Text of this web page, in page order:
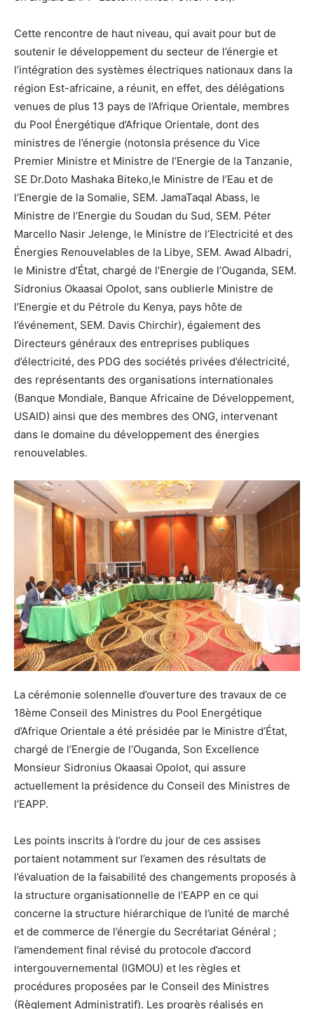
Cette rencontre de haut niveau, qui avait pour but de
soutenir le développement du secteur de l’énergie et
l’intégration des systèmes électriques nationaux dans la
région Est-africaine, a réunit, en effet, des délégations
venues de plus 13 pays de l’Afrique Orientale, membres
du Pool Énergétique d’Afrique Orientale, dont des
ministres de l’énergie (notonsla présence du Vice
Premier Ministre et Ministre de l’Energie de la Tanzanie,
SE Dr.Doto Mashaka Biteko,le Ministre de l’Eau et de
l’Energie de la Somalie, SEM. JamaTaqal Abass, le
Ministre de l’Energie du Soudan du Sud, SEM. Péter
Marcello Nasir Jelenge, le Ministre de l’Electricité et des
Énergies Renouvelables de la Libye, SEM. Awad Albadri,
le Ministre d’État, chargé de l’Energie de l’Ouganda, SEM.
Sidronius Okaasai Opolot, sans oublierle Ministre de
l’Energie et du Pétrole du Kenya, pays hôte de
l’événement, SEM. Davis Chirchir), également des
Directeurs généraux des entreprises publiques
d’électricité, des PDG des sociétés privées d’électricité,
des représentants des organisations internationales
(Banque Mondiale, Banque Africaine de Développement,
USAID) ainsi que des membres des ONG, intervenant
dans le domaine du développement des énergies
renouvelables.
La cérémonie solennelle d’ouverture des travaux de ce
18ème Conseil des Ministres du Pool Energétique
d’Afrique Orientale a été présidée par le Ministre d’État,
chargé de l’Energie de l’Ouganda, Son Excellence
Monsieur Sidronius Okaasai Opolot, qui assure
actuellement la présidence du Conseil des Ministres de
l’EAPP.
Les points inscrits à l’ordre du jour de ces assises
portaient notamment sur l’examen des résultats de
l’évaluation de la faisabilité des changements proposés à
la structure organisationnelle de l’EAPP en ce qui
concerne la structure hiérarchique de l’unité de marché
et de commerce de l’énergie du Secrétariat Général ;
l’amendement final révisé du protocole d’accord
intergouvernemental (IGMOU) et les règles et
procédures proposées par le Conseil des Ministres
(Règlement Administratif). Les progrès réalisés en